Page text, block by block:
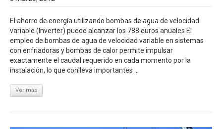
El ahorro de energía utilizando bombas de agua de velocidad
variable (Inverter) puede alcanzar los 788 euros anuales El
empleo de bombas de agua de velocidad variable en sistemas
con enfriadoras y bombas de calor permite impulsar
exactamente el caudal requerido en cada momento por la
instalación, lo que conlleva importantes ...
Ver más